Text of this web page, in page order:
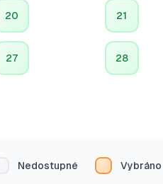
20 21
27 28
Nedostupné Vybráno